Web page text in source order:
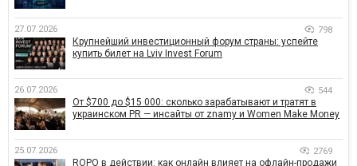
27.07.2026 798
Крупнейший инвестиционный форум страны: успейте
купить билет на Lviv Invest Forum
26.07.2026 544
От $700 до $15 000: сколько зарабатывают и тратят в
украинском PR — инсайты от znamy и Women Make Money
25.07.2026 2769
ROPO в действии: как онлайн влияет на офлайн-продажи